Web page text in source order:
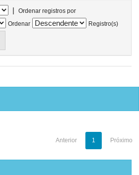
|
Ordenar registros por
Ordenar
Registro(s)
Anterior 1 Próximo